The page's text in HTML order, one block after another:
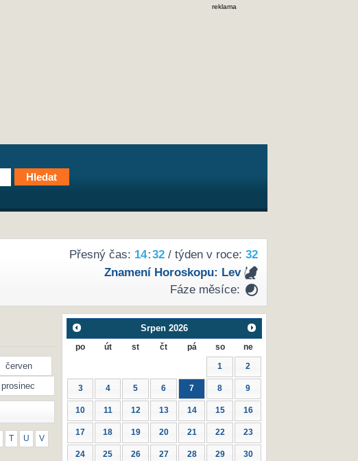
reklama
Přesný čas: 14:32/ týden v roce: 32
Znamení Horoskopu: Lev
Fáze měsíce:
červen
prosinec
U V
Srpen 2026
po út st čt pá so ne
1 2
3 4 5 6 7 8 9
10 11 12 13 14 15 16
17 18 19 20 21 22 23
24 25 26 27 28 29 30